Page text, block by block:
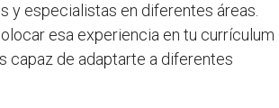
y especialistas en diferentes áreas.
esa experiencia en tu currículum
capaz de adaptarte a diferentes